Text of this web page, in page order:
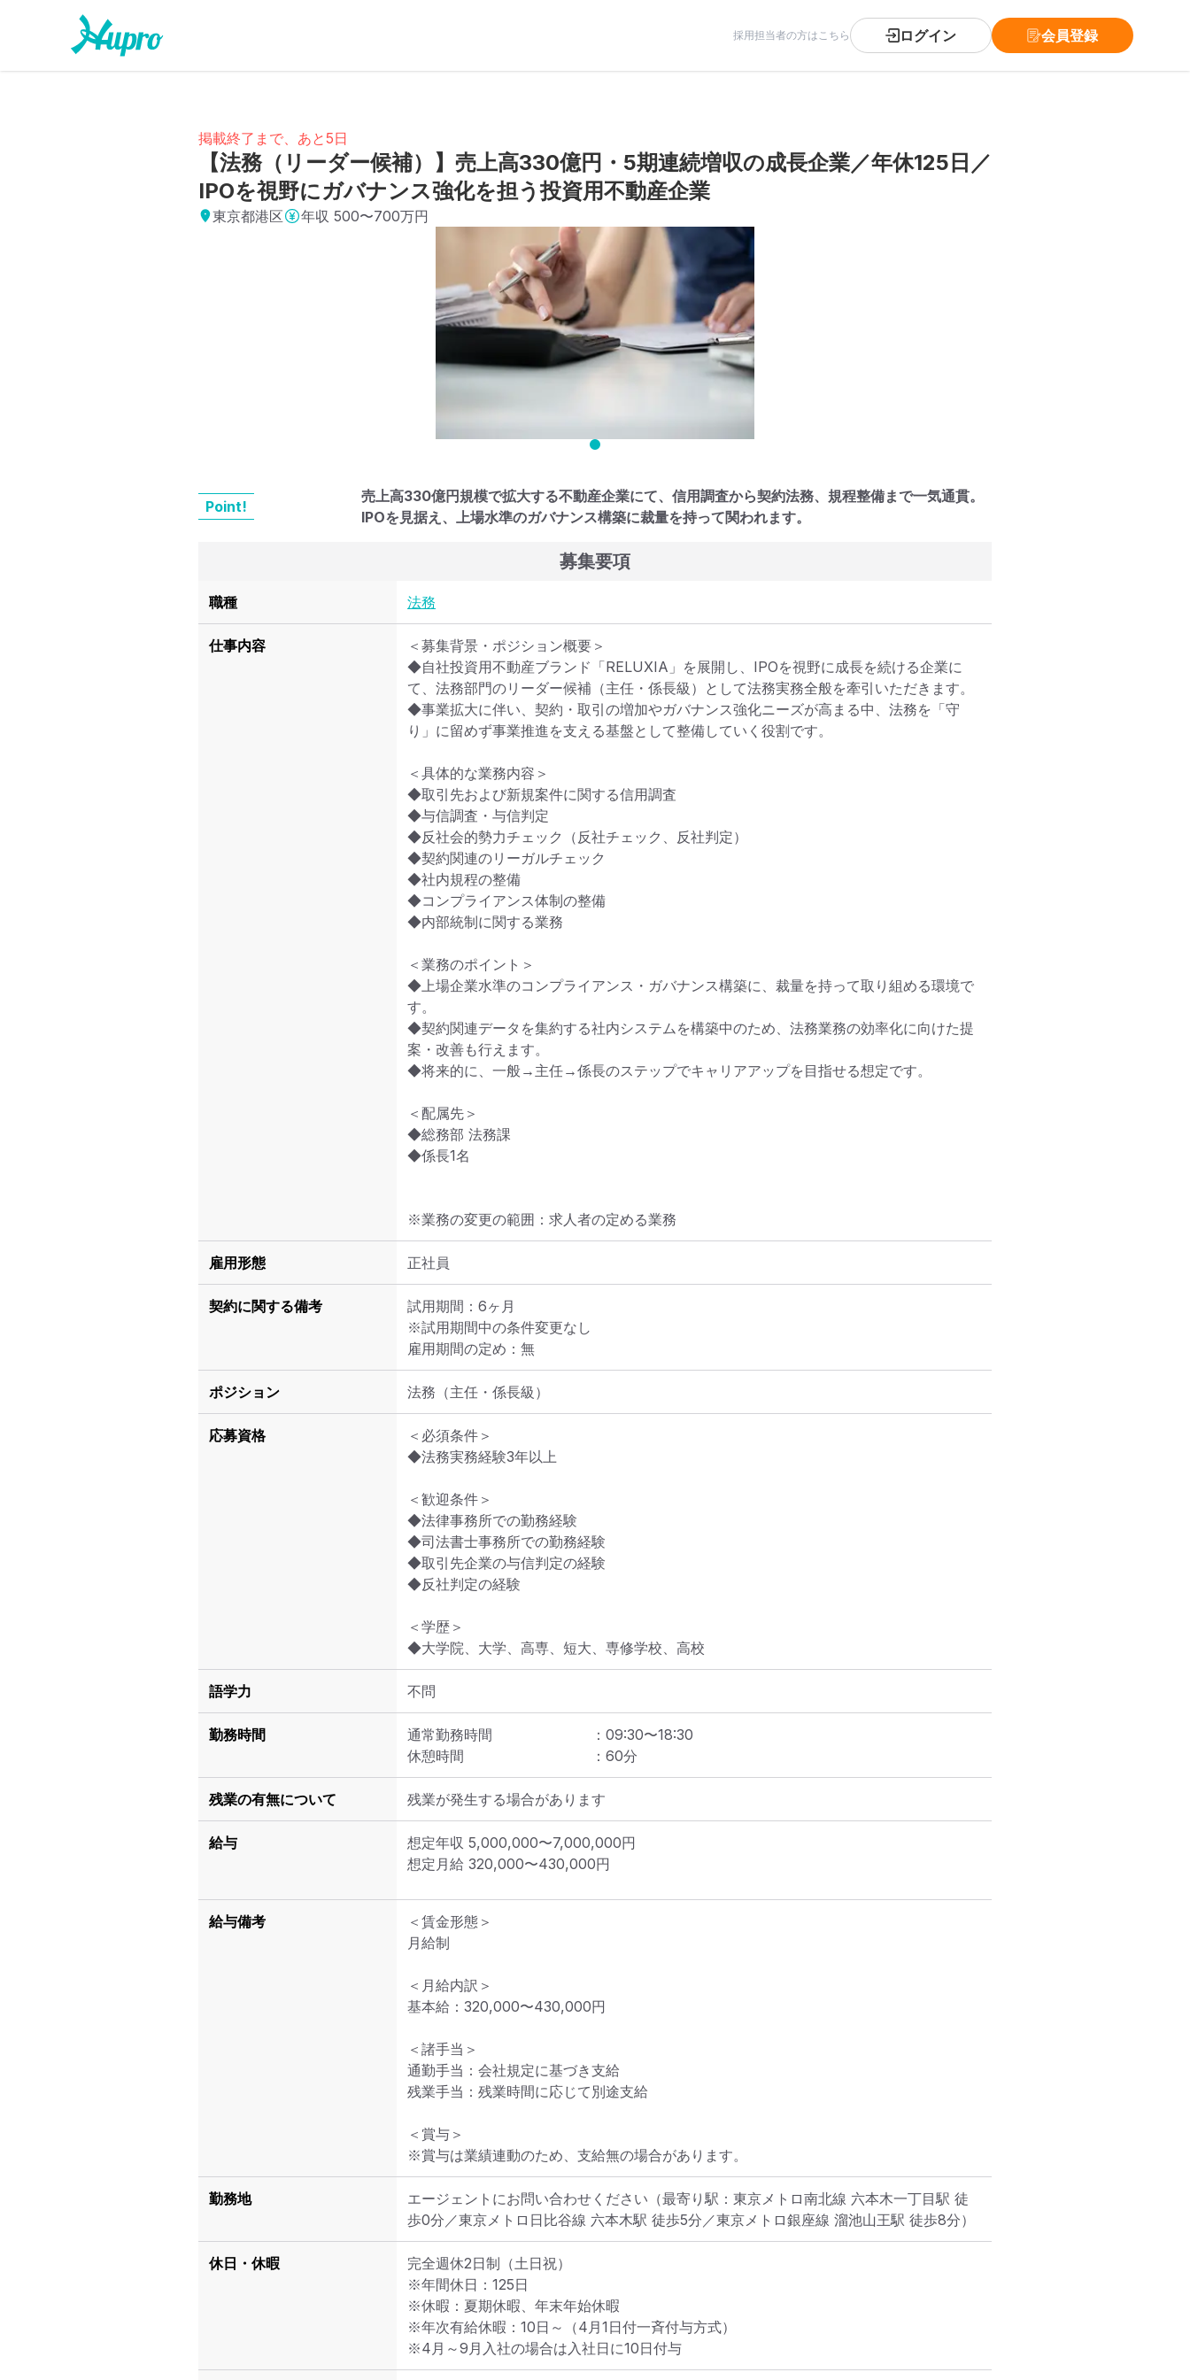
採用担当者の方はこちら ログイン 会員登録
掲載終了まで、あと5日
【法務（リーダー候補）】売上高330億円・5期連続増収の成長企業／年休125日／
IPOを視野にガバナンス強化を担う投資用不動産企業
東京都港区 年収 500〜700万円
Point!
売上高330億円規模で拡大する不動産企業にて、信用調査から契約法務、規程整備まで一気通貫。
IPOを見据え、上場水準のガバナンス構築に裁量を持って関われます。
募集要項
職種 法務
仕事内容
＜募集背景・ポジション概要＞
◆自社投資用不動産ブランド「RELUXIA」を展開し、IPOを視野に成長を続ける企業に
て、法務部門のリーダー候補（主任・係長級）として法務実務全般を牽引いただきます。
◆事業拡大に伴い、契約・取引の増加やガバナンス強化ニーズが高まる中、法務を「守
り」に留めず事業推進を支える基盤として整備していく役割です。
＜具体的な業務内容＞
◆取引先および新規案件に関する信用調査
◆与信調査・与信判定
◆反社会的勢力チェック（反社チェック、反社判定）
◆契約関連のリーガルチェック
◆社内規程の整備
◆コンプライアンス体制の整備
◆内部統制に関する業務
＜業務のポイント＞
◆上場企業水準のコンプライアンス・ガバナンス構築に、裁量を持って取り組める環境で
す。
◆契約関連データを集約する社内システムを構築中のため、法務業務の効率化に向けた提
案・改善も行えます。
◆将来的に、一般→主任→係長のステップでキャリアアップを目指せる想定です。
＜配属先＞
◆総務部 法務課
◆係長1名
※業務の変更の範囲：求人者の定める業務
雇用形態 正社員
契約に関する備考
試用期間：6ヶ月
※試用期間中の条件変更なし
雇用期間の定め：無
ポジション 法務（主任・係長級）
応募資格
＜必須条件＞
◆法務実務経験3年以上
＜歓迎条件＞
◆法律事務所での勤務経験
◆司法書士事務所での勤務経験
◆取引先企業の与信判定の経験
◆反社判定の経験
＜学歴＞
◆大学院、大学、高専、短大、専修学校、高校
語学力 不問
勤務時間 通常勤務時間 ： 09:30〜18:30
休憩時間
： 60分
残業の有無について 残業が発生する場合があります
給与 想定年収 5,000,000〜7,000,000円
想定月給 320,000〜430,000円
給与備考
＜賃金形態＞
月給制
＜月給内訳＞
基本給：320,000〜430,000円
＜諸手当＞
通勤手当：会社規定に基づき支給
残業手当：残業時間に応じて別途支給
＜賞与＞
※賞与は業績連動のため、支給無の場合があります。
勤務地 エージェントにお問い合わせください （最寄り駅：東京メトロ南北線 六本木一丁目駅 徒
歩0分／東京メトロ日比谷線 六本木駅 徒歩5分／東京メトロ銀座線 溜池山王駅 徒歩8分）
休日・休暇
完全週休2日制（土日祝）
※年間休日：125日
※休暇：夏期休暇、年末年始休暇
※年次有給休暇：10日～（4月1日付一斉付与方式）
※4月～9月入社の場合は入社日に10日付与